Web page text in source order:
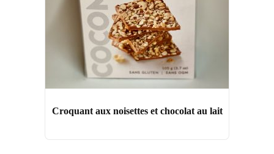
Croquant aux noisettes et chocolat au lait